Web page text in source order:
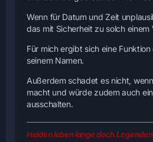
Wenn für Datum und Zeit
das mit Sicherheit zu solch einem
Für mich ergibt sich eine
seinem Namen.
Außerdem schadet es nicht,
macht und würde zudem auch
ausschalten.
Helden leben lange doch